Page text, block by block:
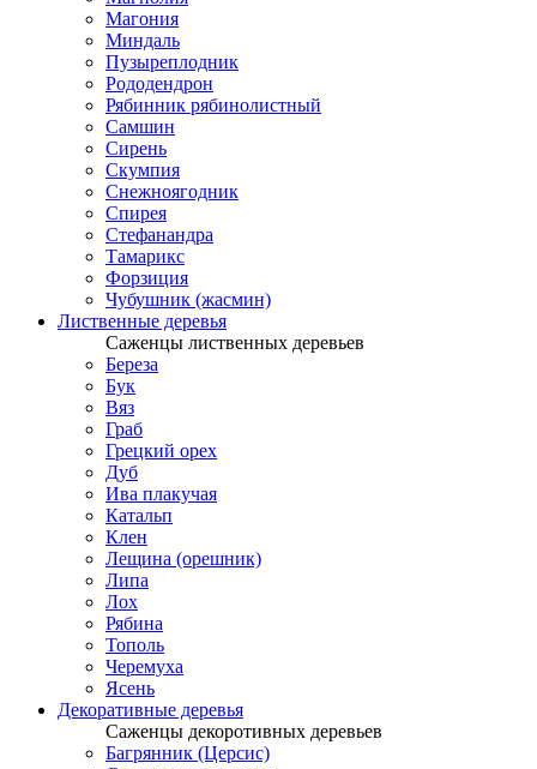
Магония
Миндаль
Пузыреплодник
Рододендрон
Рябинник рябинолистный
Самшин
Сирень
Скумпия
Снежноягодник
Спирея
Стефанандра
Тамарикс
Форзиция
Чубушник (жасмин)
Лиственные деревья
Саженцы лиственных деревьев
Береза
Бук
Вяз
Граб
Грецкий орех
Дуб
Ива плакучая
Катальп
Клен
Лещина (орешник)
Липа
Лох
Рябина
Тополь
Черемуха
Ясень
Декоративные деревья
Саженцы декоротивных деревьев
Багрянник (Церсис)